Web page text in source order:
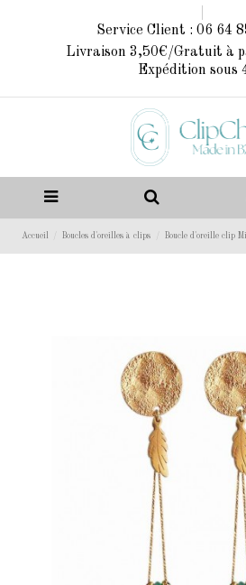
Service Client : 06 64
Livraison 3,50€/Gratuit à
Expédition sous
Accueil Boucles d'oreilles à clips Boucle d'oreille clip